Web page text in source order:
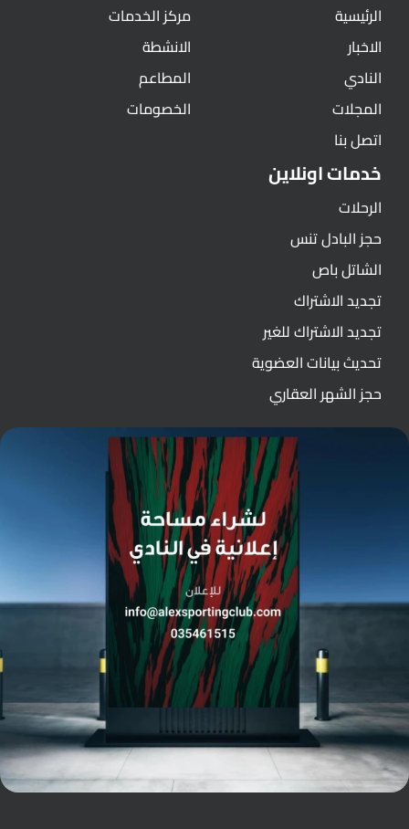
الرئيسية
الاخبار
النادي
المجلات
اتصل بنا
مركز الخدمات
الانشطة
المطاعم
الخصومات
خدمات اونلاين
الرحلات
حجز البادل تنس
الشاتل باص
تجديد الاشتراك
تجديد الاشتراك للغير
تحديث بيانات العضوية
حجز الشهر العقاري